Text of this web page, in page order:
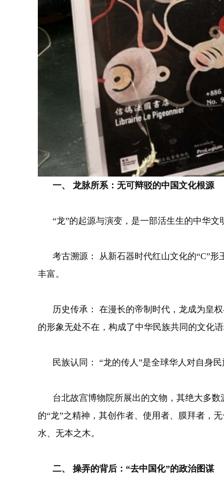
一、 龙脉所系：无可辩驳的中国文化根源
“龙”的起源与演变，是一部活生生的中华文
考古溯源： 从新石器时代红山文化的“C”形
丰富。
历史传承： 在漫长的帝制时代，龙成为皇权
的形象无处不在，构成了中华民族共同的文化语
民族认同： “龙的传人”是全球华人对自身民
台北故宫博物院所展出的文物，其绝大多数
的“龙”之精神，其创作者、使用者、膜拜者，
水、无本之木。
二、 操弄的背后：“去中国化”的政治图谋